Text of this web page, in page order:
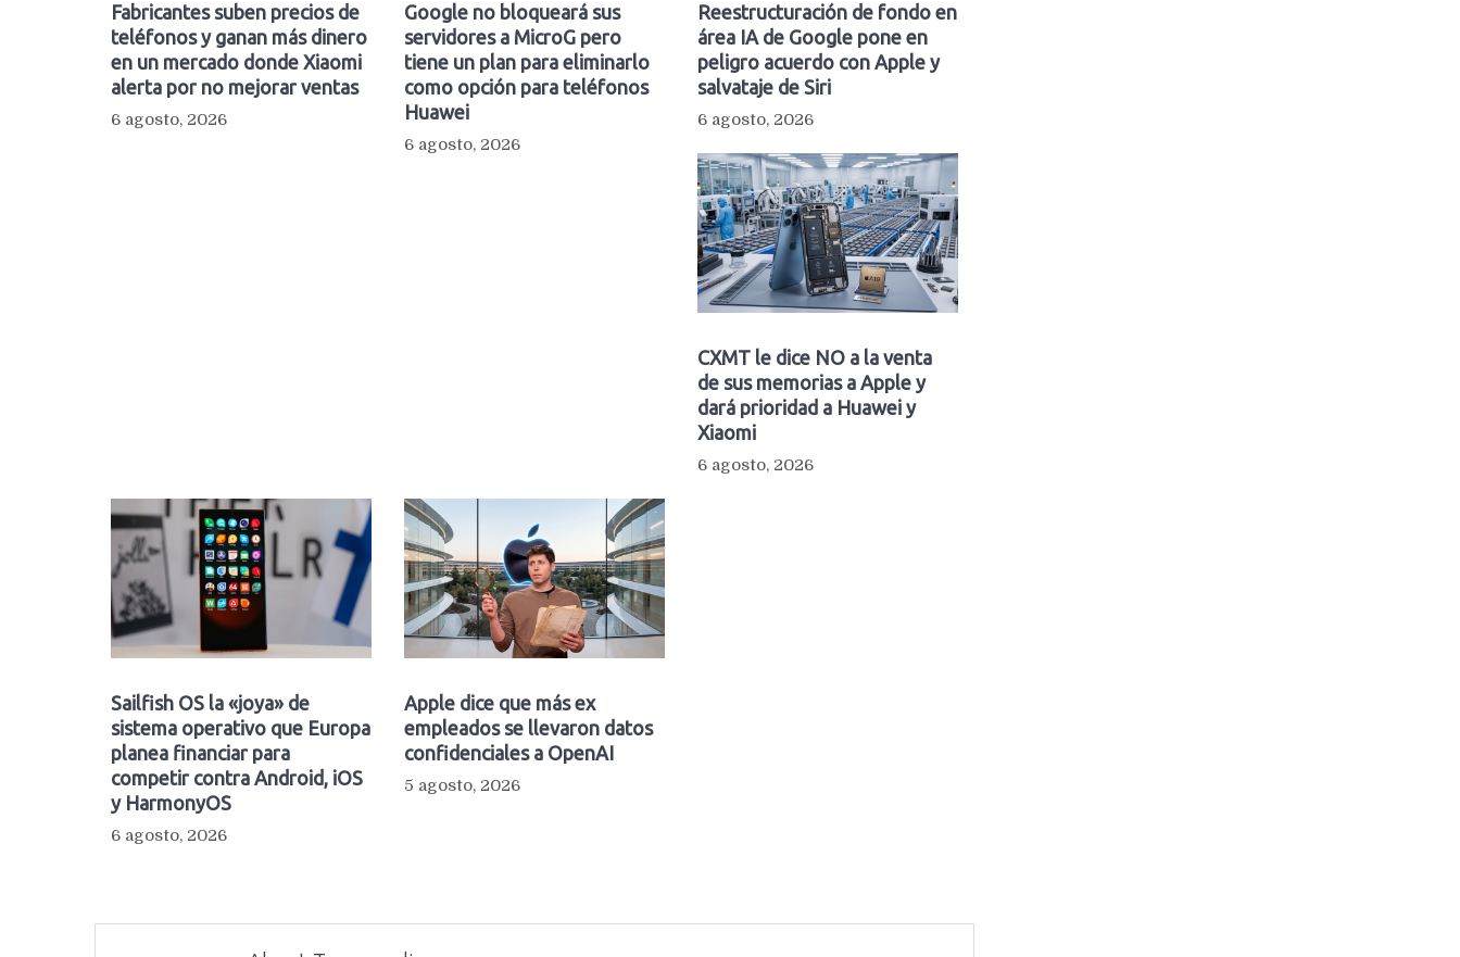
Fabricantes suben precios de
teléfonos y ganan más dinero
en un mercado donde Xiaomi
alerta por no mejorar ventas
6 agosto, 2026
Google no bloqueará sus
servidores a MicroG pero
tiene un plan para eliminarlo
como opción para teléfonos
Huawei
6 agosto, 2026
Reestructuración de fondo en
área IA de Google pone en
peligro acuerdo con Apple y
salvataje de Siri
6 agosto, 2026
CXMT le dice NO a la venta
de sus memorias a Apple y
dará prioridad a Huawei y
Xiaomi
6 agosto, 2026
Sailfish OS la «joya» de
sistema operativo que Europa
planea financiar para
competir contra Android, iOS
y HarmonyOS
6 agosto, 2026
Apple dice que más ex
empleados se llevaron datos
confidenciales a OpenAI
5 agosto, 2026